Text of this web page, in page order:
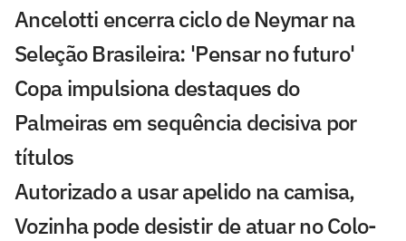
Ancelotti encerra ciclo de Neymar na
Seleção Brasileira: 'Pensar no futuro'
Copa impulsiona destaques do
Palmeiras em sequência decisiva por
títulos
Autorizado a usar apelido na camisa,
Vozinha pode desistir de atuar no Colo-